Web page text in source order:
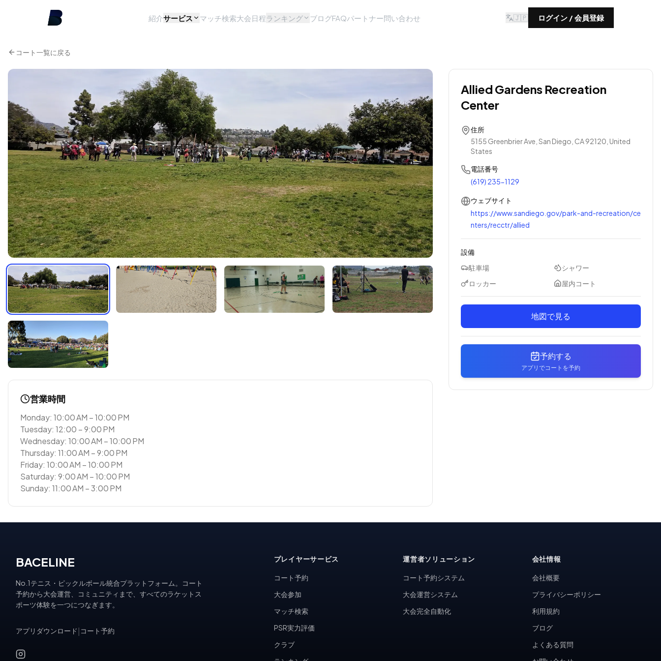
紹介サービス マッチ検索大会日程ランキング ブログFAQパートナー問い合わせ 🇯🇵 ログイン / 会員登録
コート一覧に戻る
営業時間
Monday: 10:00 AM – 10:00 PM
Tuesday: 12:00 – 9:00 PM
Wednesday: 10:00 AM – 10:00 PM
Thursday: 11:00 AM – 9:00 PM
Friday: 10:00 AM – 10:00 PM
Saturday: 9:00 AM – 10:00 PM
Sunday: 11:00 AM – 3:00 PM
Allied Gardens Recreation
Center
住所
5155 Greenbrier Ave, San Diego, CA 92120, United
States
電話番号
(619) 235-1129
ウェブサイト
https://www.sandiego.gov/park-and-recreation/ce
nters/recctr/allied
設備
駐車場
シャワー
ロッカー
屋内コート
地図で見る
予約する
アプリでコートを予約
BACELINE
No.1テニス・ピックルボール統合プラットフォーム。コート
予約から大会運営、コミュニティまで、すべてのラケットス
ポーツ体験を一つにつなぎます。
アプリダウンロード コート予約
プレイヤーサービス
コート予約
大会参加
マッチ検索
PSR実力評価
クラブ
運営者ソリューション
コート予約システム
大会運営システム
大会完全自動化
会社情報
会社概要
プライバシーポリシー
利用規約
ブログ
よくある質問